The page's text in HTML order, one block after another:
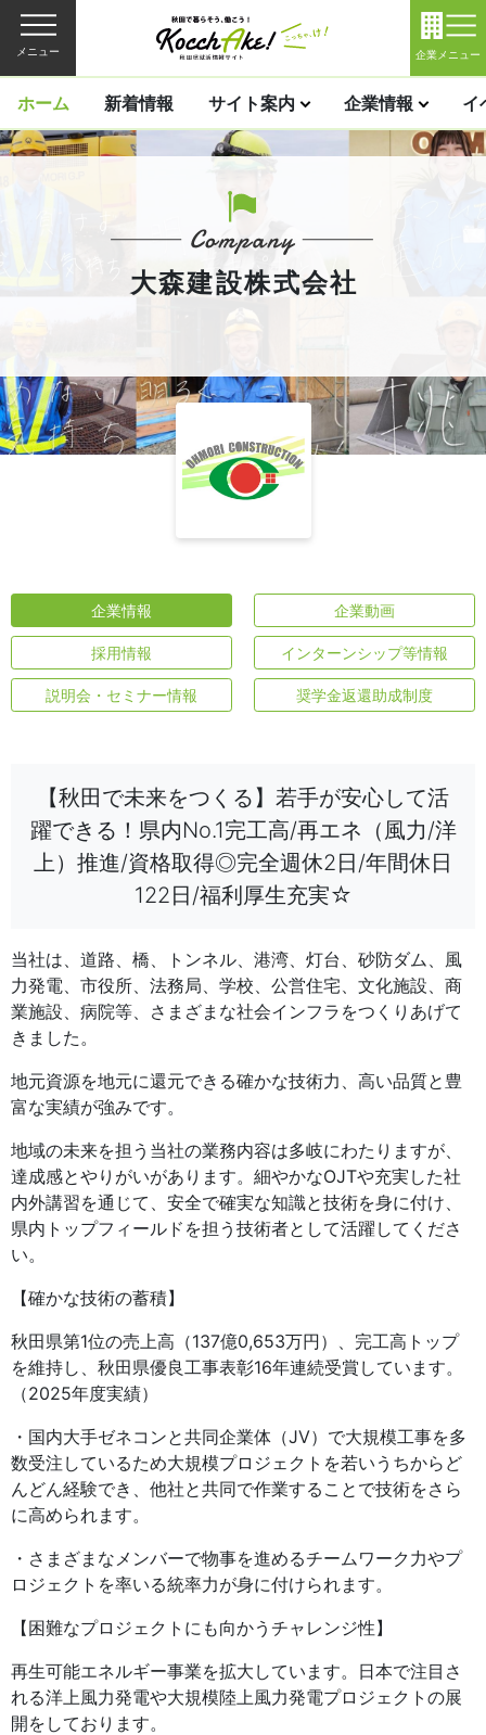
メニュー 企業メニュー
ホーム 新着情報 サイト案内 企業情報 イ
大森建設株式会社
企業情報 企業動画
採用情報 インターンシップ等情報
説明会・セミナー情報 奨学金返還助成制度
【秋田で未来をつくる】若手が安心して活
躍できる！県内No.1完工高/再エネ（風力/洋
上）推進/資格取得◎完全週休2日/年間休日
122日/福利厚生充実☆
当社は、道路、橋、トンネル、港湾、灯台、砂防ダム、風
力発電、市役所、法務局、学校、公営住宅、文化施設、商
業施設、病院等、さまざまな社会インフラをつくりあげて
きました。
地元資源を地元に還元できる確かな技術力、高い品質と豊
富な実績が強みです。
地域の未来を担う当社の業務内容は多岐にわたりますが、
達成感とやりがいがあります。細やかなOJTや充実した社
内外講習を通じて、安全で確実な知識と技術を身に付け、
県内トップフィールドを担う技術者として活躍してくださ
い。
【確かな技術の蓄積】
秋田県第1位の売上高（137億0,653万円）、完工高トップ
を維持し、秋田県優良工事表彰16年連続受賞しています。
（2025年度実績）
・国内大手ゼネコンと共同企業体（JV）で大規模工事を多
数受注しているため大規模プロジェクトを若いうちからど
んどん経験でき、他社と共同で作業することで技術をさら
に高められます。
・さまざまなメンバーで物事を進めるチームワーク力やプ
ロジェクトを率いる統率力が身に付けられます。
【困難なプロジェクトにも向かうチャレンジ性】
再生可能エネルギー事業を拡大しています。日本で注目さ
れる洋上風力発電や大規模陸上風力発電プロジェクトの展
開をしております。